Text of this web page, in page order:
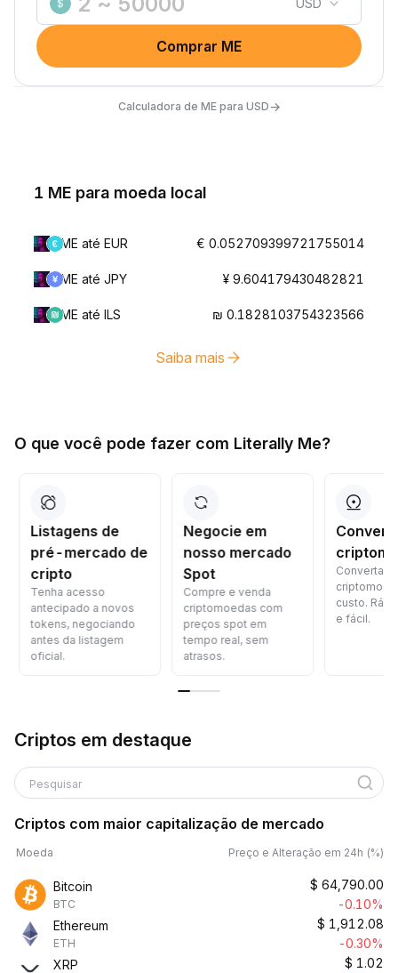
$ USD
Comprar ME
Calculadora de ME para USD→
1 ME para moeda local
ME até EUR € 0.052709399721755014
ME até JPY ¥ 9.604179430482821
ME até ILS ₪ 0.1828103754323566
Saiba mais
O que você pode fazer com Literally Me?
Listagens de
pré-mercado de
cripto
Tenha acesso
antecipado a novos
tokens, negociando
antes da listagem
oficial.
Negocie em
nosso mercado
Spot
Compre e venda
criptomoedas com
preços spot em
tempo real, sem
atrasos.
Converta
custo.
e fácil.
Criptos em destaque
Pesquisar
Criptos com maior capitalização de mercado
Moeda Preço e Alteração em 24h (%)
Bitcoin
BTC
$ 64,790.00
-0.10%
Ethereum
ETH
$ 1,912.08
-0.30%
XRP
$ 1.02